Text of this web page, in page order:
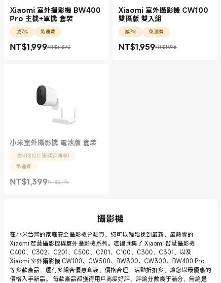
Xiaomi 室外攝影機 BW400
Pro 主機+單機 套裝
減7% 免運費
NT$1,999
現價 NT$1999.00NT$3,390
銷售價格 NT$3,390
Xiaomi 室外攝影機 CW100
雙攝版 雙入組
減7% 免運費
NT$1,959
現價 NT$1959.00NT$1,998
銷售價格 NT$1,998
小米室外攝影機 電池版 套裝
減NT$100 (新用戶專享)
免運費
NT$1,399
現價 NT$1399.00NT$2,195
銷售價格 NT$2,195
攝影機
在小米台灣的家庭安全攝影機分類頁，您可以輕鬆找到最新、最熱賣的
Xiaomi 智慧攝影機與室外攝影機系列。這裡匯集了 Xiaomi 智慧攝影機
C400、C302、C201、C500、C701、C100、C300、C301，以及
Xiaomi 室外攝影機 CW100、CW500、BW300、CW300、BW400 Pro
等多款產品，還有多組合優惠套裝，價格合理，活動折扣多，讓您以最優惠的
價格入手新品。 每款產品都獲得用戶高度好評，評論分數幾乎滿分，無論是